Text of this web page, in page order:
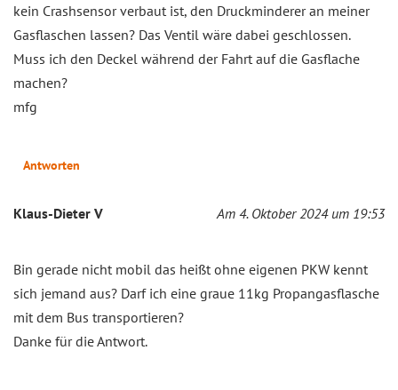
kein Crashsensor verbaut ist, den Druckminderer an meiner
Gasflaschen lassen? Das Ventil wäre dabei geschlossen.
Muss ich den Deckel während der Fahrt auf die Gasflache
machen?
mfg
Antworten
Klaus-Dieter V Am 4. Oktober 2024 um 19:53
Bin gerade nicht mobil das heißt ohne eigenen PKW kennt
sich jemand aus? Darf ich eine graue 11kg Propangasflasche
mit dem Bus transportieren?
Danke für die Antwort.